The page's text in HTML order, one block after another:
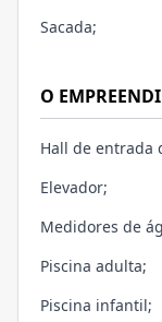
Sacada;
O
Hall de entrada
Elevador;
Medidores de
Piscina adulta;
Piscina infantil;